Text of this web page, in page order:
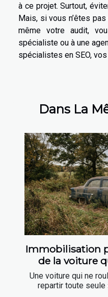
à ce projet. Surtout,
Mais, si vous n’êtes
même votre audit,
spécialiste ou à une
spécialistes en SEO,
Dans La
Immobilisation
de la voiture
Une voiture qui ne
repartir toute seule